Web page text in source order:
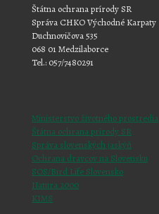
Štátna ochrana prírody SR
Správa CHKO Východné Karpaty
Duchnovičova 535
068 01 Medzilaborce
Tel.: 057/7480291
Ministerstvo životného prostredia
Štátna ochrana prírody SR
Správa slovenských jaskýň
Ochrana dravcov na Slovensku
SOS/Bird Life Slovensko
Natura 2000
KIMS